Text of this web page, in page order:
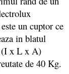
un cuptor ce
in blatul
(I x L x A)
de 40 Kg.